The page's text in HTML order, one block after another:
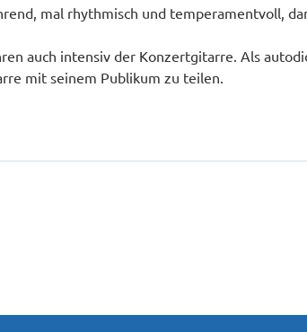
mal rhythmisch und temperamentvoll,
auch intensiv der Konzertgitarre. Als
mit seinem Publikum zu teilen.